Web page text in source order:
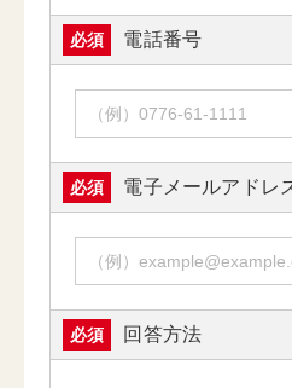
必須 電話番号
必須 電子メールアドレ
必須 回答方法